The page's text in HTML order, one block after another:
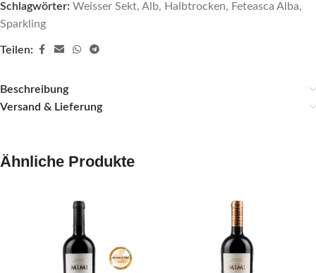
Schlagwörter: Weisser Sekt, Alb, Halbtrocken, Feteasca Alba,
Sparkling
Teilen:
Beschreibung
Versand & Lieferung
Ähnliche Produkte